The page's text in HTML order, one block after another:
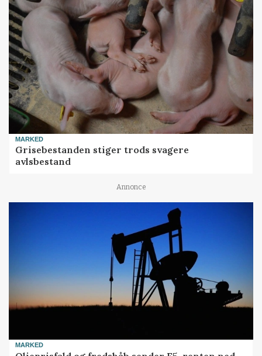
MARKED
Grisebestanden stiger trods svagere
avlsbestand
Annonce
MARKED